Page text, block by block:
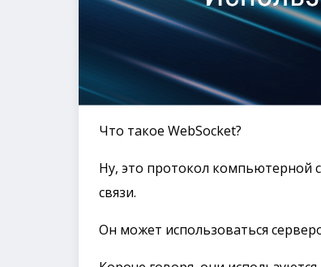
Что такое WebSocket?
Ну, это протокол компьютерной
связи.
Он может использоваться